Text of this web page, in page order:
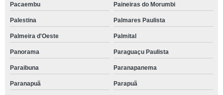
Pacaembu Paineiras do Morumbi
Palestina Palmares Paulista
Palmeira d'Oeste Palmital
Panorama Paraguaçu Paulista
Paraibuna Paranapanema
Paranapuã Parapuã